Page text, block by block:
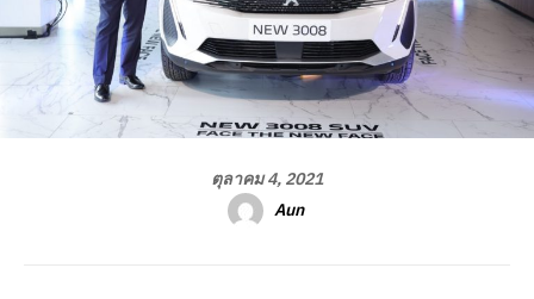
ตุลาคม 4, 2021
Aun